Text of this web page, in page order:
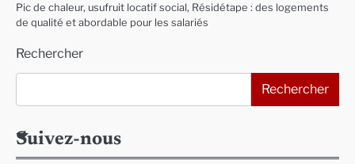
Pic de chaleur, usufruit locatif social, Résidétape : des logements
de qualité et abordable pour les salariés
Rechercher
Rechercher
Suivez-nous